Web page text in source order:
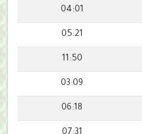
04:01
05:21
11:50
03:09
06:18